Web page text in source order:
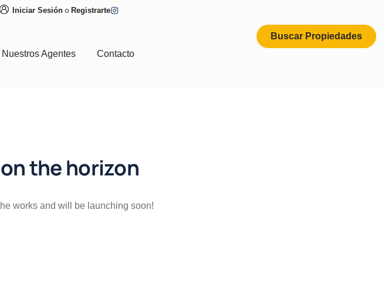
Iniciar Sesión o Registrarte
Nuestros Agentes Contacto
Buscar Propiedades
the horizon
works and will be launching soon!